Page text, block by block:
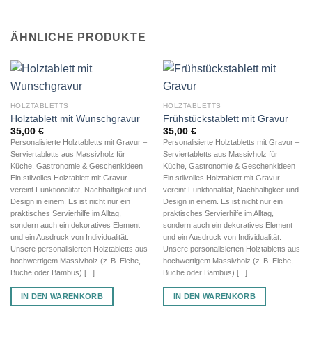
ÄHNLICHE PRODUKTE
HOLZTABLETTS
Holztablett mit Wunschgravur
35,00 €
Personalisierte Holztabletts mit Gravur –
Serviertabletts aus Massivholz für
Küche, Gastronomie & Geschenkideen
Ein stilvolles Holztablett mit Gravur
vereint Funktionalität, Nachhaltigkeit und
Design in einem. Es ist nicht nur ein
praktisches Servierhilfe im Alltag,
sondern auch ein dekoratives Element
und ein Ausdruck von Individualität.
Unsere personalisierten Holztabletts aus
hochwertigem Massivholz (z. B. Eiche,
Buche oder Bambus) [...]
IN DEN WARENKORB
HOLZTABLETTS
Frühstückstablett mit Gravur
35,00 €
Personalisierte Holztabletts mit Gravur –
Serviertabletts aus Massivholz für
Küche, Gastronomie & Geschenkideen
Ein stilvolles Holztablett mit Gravur
vereint Funktionalität, Nachhaltigkeit und
Design in einem. Es ist nicht nur ein
praktisches Servierhilfe im Alltag,
sondern auch ein dekoratives Element
und ein Ausdruck von Individualität.
Unsere personalisierten Holztabletts aus
hochwertigem Massivholz (z. B. Eiche,
Buche oder Bambus) [...]
IN DEN WARENKORB